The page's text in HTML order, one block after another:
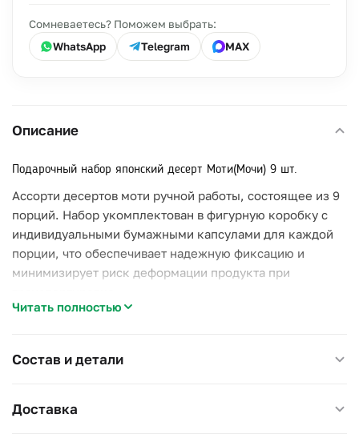
Сомневаетесь? Поможем выбрать:
WhatsApp
Telegram MAX
Описание
Подарочный набор японский десерт Моти(Мочи) 9 шт.
Ассорти десертов моти ручной работы, состоящее из 9
порций. Набор укомплектован в фигурную коробку с
индивидуальными бумажными капсулами для каждой
порции, что обеспечивает надежную фиксацию и
минимизирует риск деформации продукта при
заварного рисового теста, сохраняющего заданную
напыления на поверхности технологически
Читать полностью
Состав и детали
Доставка